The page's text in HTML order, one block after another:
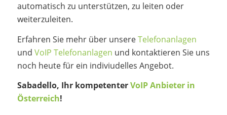
automatisch zu unterstützen, zu leiten oder
weiterzuleiten.
Erfahren Sie mehr über unsereTelefonanlagen
und VoIP Telefonanlagen und kontaktieren Sie uns
noch heute für ein indiviudelles Angebot.
Sabadello, Ihr kompetenterVoIP Anbieter in
Österreich!